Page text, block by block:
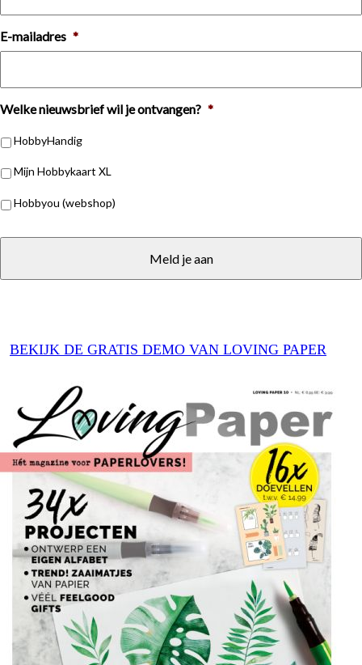
E-mailadres *
Welke nieuwsbrief wil je ontvangen? *
HobbyHandig
Mijn Hobbykaart XL
Hobbyou (webshop)
BEKIJK DE GRATIS DEMO VAN LOVING PAPER